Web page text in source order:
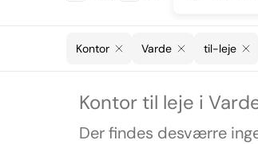
Kontor Varde til-leje
Kontor til leje i
Der findes desværre